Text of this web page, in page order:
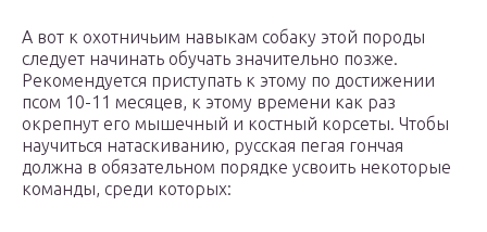
А вот к охотничьим навыкам собаку этой породы
следует начинать обучать значительно позже.
Рекомендуется приступать к этому по достижении
псом 10-11 месяцев, к этому времени как раз
окрепнут его мышечный и костный корсеты. Чтобы
научиться натаскиванию, русская пегая гончая
должна в обязательном порядке усвоить некоторые
команды, среди которых: